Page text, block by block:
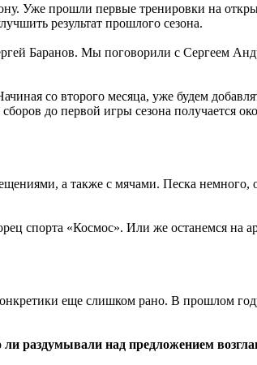
Уже прошли первые тренировки на
результат прошлого сезона.
Баранов. Мы поговорили с Сергеем
со второго месяца, уже будем
до первой игры сезона получается
а также с мячами. Песка немного,
спорта «Космос». Или же останемся на
еще слишком рано. В прошлом
раздумывали над предложением